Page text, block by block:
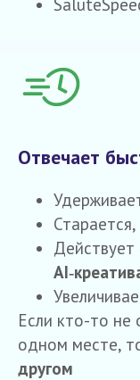
Отвечает
Действует
Если кто-то не
одном месте,
другом